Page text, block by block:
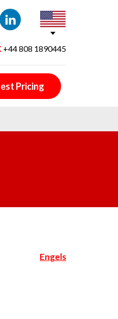
Pricing
+44 808 1890445
Engels